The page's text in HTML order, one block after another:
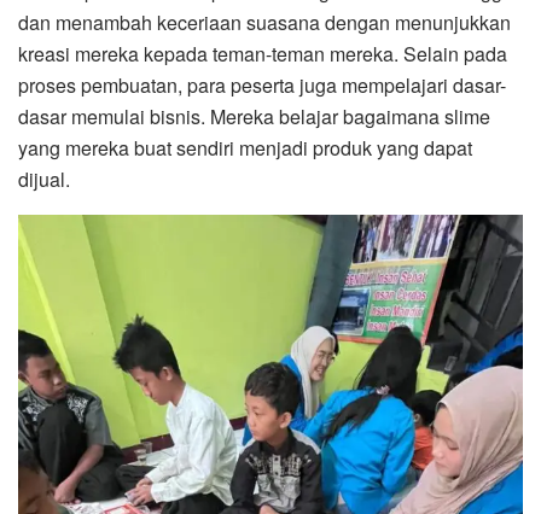
dan menambah keceriaan suasana dengan menunjukkan
kreasi mereka kepada teman-teman mereka. Selain pada
proses pembuatan, para peserta juga mempelajari dasar-
dasar memulai bisnis. Mereka belajar bagaimana slime
yang mereka buat sendiri menjadi produk yang dapat
dijual.